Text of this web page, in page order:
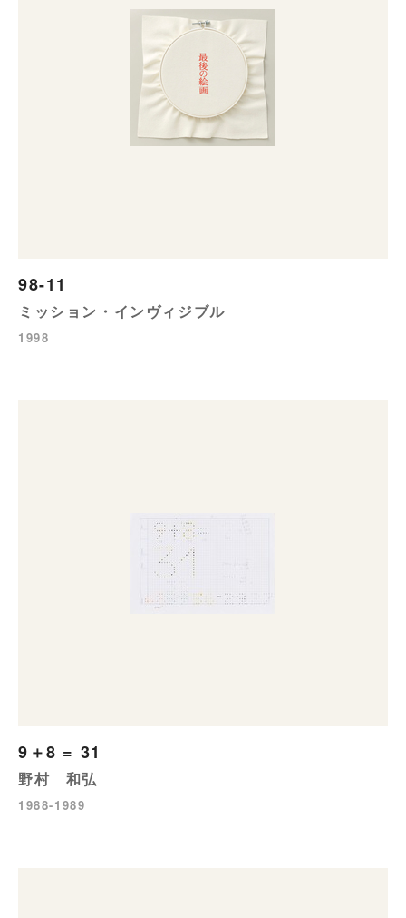
98-11
ミッション・インヴィジブル
1998
9＋8 = 31
野村 和弘
1988-1989